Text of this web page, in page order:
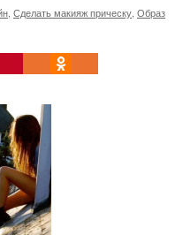
Сделать макияж прическу Образ